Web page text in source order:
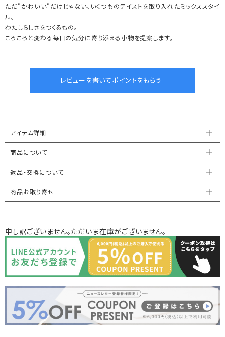
ただ"かわいい"だけじゃない、いくつものテイストを取り入れたミックススタイ
ル。
わたしらしさをつくるもの。
ころころと変わる毎日の気分に寄り添える小物を提案します。
アイテム詳細
商品について
返品・交換について
商品お取り寄せ
申し訳ございません。ただいま在庫がございません。